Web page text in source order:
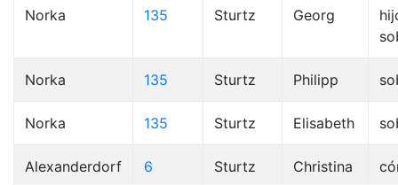
Norka 135 Sturtz Georg
Norka 135 Sturtz Philipp
Norka 135 Sturtz Elisabeth
Alexanderdorf 6 Sturtz Christina